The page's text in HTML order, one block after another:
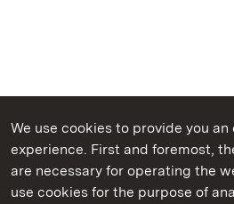
We use cookies to provide you
experience. First and foremost,
are necessary for operating the
use cookies for the purpose of
State Palaces and Gardens of